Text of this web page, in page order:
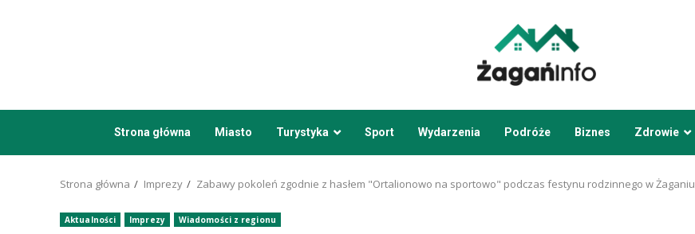
Strona główna Miasto Turystyka Sport Wydarzenia Podróże Biznes Zdrowie
Strona główna Imprezy Zabawy pokoleń zgodnie z hasłem "Ortalionowo na sportowo" podczas festynu rodzinnego w Żaganiu
Aktualności Imprezy Wiadomości z regionu